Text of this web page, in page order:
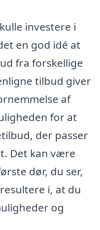
investere i
en god idé at
fra forskellige
tilbud giver
af
for at
der passer
Det kan være
dør, du ser,
i, at du
og